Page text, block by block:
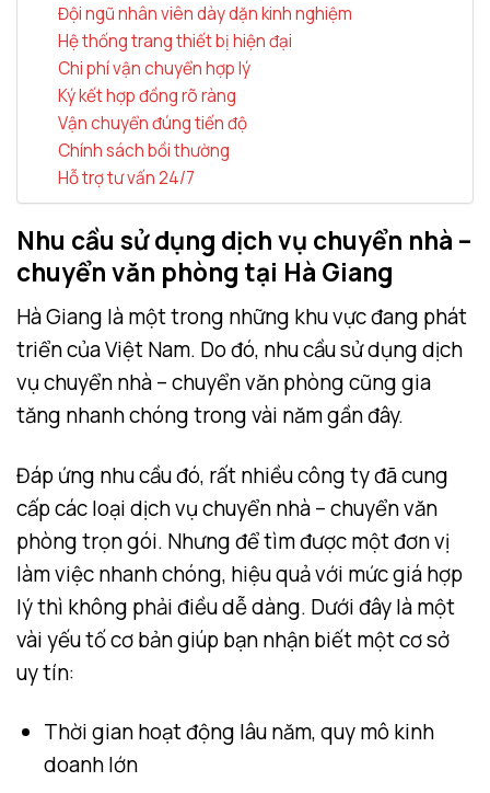
Đội ngũ nhân viên dày dặn kinh nghiệm
Hệ thống trang thiết bị hiện đại
Chi phí vận chuyển hợp lý
Ký kết hợp đồng rõ ràng
Vận chuyển đúng tiến độ
Chính sách bồi thường
Hỗ trợ tư vấn 24/7
Nhu cầu sử dụng dịch vụ chuyển nhà –
chuyển văn phòng tại Hà Giang
Hà Giang là một trong những khu vực đang phát
triển của Việt Nam. Do đó, nhu cầu sử dụng dịch
vụ chuyển nhà – chuyển văn phòng cũng gia
tăng nhanh chóng trong vài năm gần đây.
Đáp ứng nhu cầu đó, rất nhiều công ty đã cung
cấp các loại dịch vụ chuyển nhà – chuyển văn
phòng trọn gói. Nhưng để tìm được một đơn vị
làm việc nhanh chóng, hiệu quả với mức giá hợp
lý thì không phải điều dễ dàng. Dưới đây là một
vài yếu tố cơ bản giúp bạn nhận biết một cơ sở
uy tín:
Thời gian hoạt động lâu năm, quy mô kinh
doanh lớn